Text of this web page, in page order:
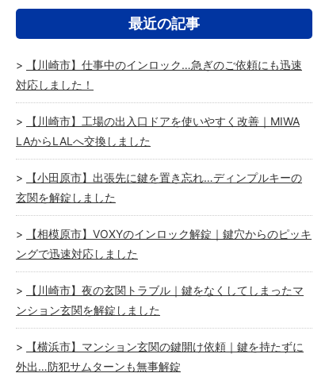
最近の記事
【川崎市】仕事中のインロック…急ぎのご依頼にも迅速
対応しました！
【川崎市】工場の出入口ドアを使いやすく改善｜MIWA
LAからLALへ交換しました
【小田原市】出張先に鍵を置き忘れ…ディンプルキーの
玄関を解錠しました
【相模原市】VOXYのインロック解錠｜鍵穴からのピッキ
ングで迅速対応しました
【川崎市】夜の玄関トラブル｜鍵をなくしてしまったマ
ンション玄関を解錠しました
【横浜市】マンション玄関の鍵開け依頼｜鍵を持たずに
外出…防犯サムターンも無事解錠